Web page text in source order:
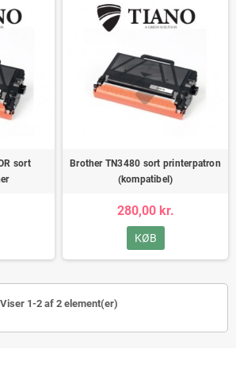
sort
Brother TN3480 sort printerpatron
(kompatibel)
280,00 kr.
KØB
Viser 1-2 af 2 element(er)